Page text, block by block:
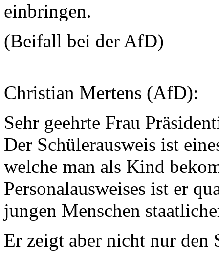
einbringen.
(Beifall bei der AfD)
Christian Mertens (AfD):
Sehr geehrte Frau
Der Schülerausweis ist
welche man als Kind
Personalausweises ist er
jungen Menschen
Er zeigt aber nicht nur den